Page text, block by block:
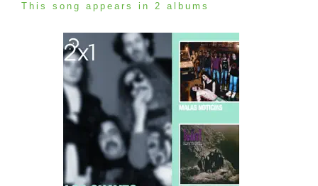
This song appears in 2 albums